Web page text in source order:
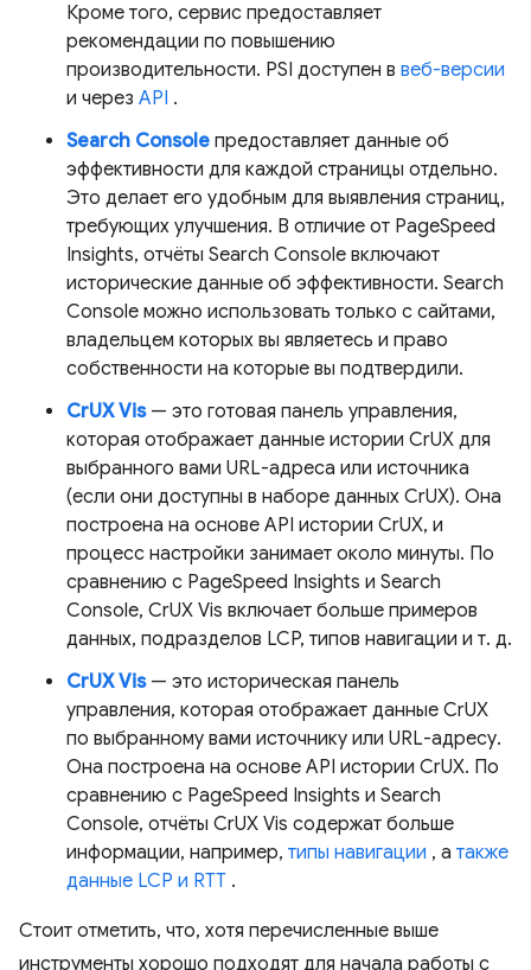
Кроме того, сервис предоставляет
рекомендации по повышению
производительности. PSI доступен в веб-версии
и через API .
Search Console предоставляет данные об
эффективности для каждой страницы отдельно.
Это делает его удобным для выявления страниц,
требующих улучшения. В отличие от PageSpeed ​​
Insights, отчёты Search Console включают
исторические данные об эффективности. Search
Console можно использовать только с сайтами,
владельцем которых вы являетесь и право
собственности на которые вы подтвердили.
CrUX Vis— это готовая панель управления,
которая отображает данные истории CrUX для
выбранного вами URL-адреса или источника
(если они доступны в наборе данных CrUX). Она
построена на основе API истории CrUX, и
процесс настройки занимает около минуты. По
сравнению с PageSpeed ​​Insights и Search
Console, CrUX Vis включает больше примеров
данных, подразделов LCP, типов навигации и т. д.
CrUX Vis— это историческая панель
управления, которая отображает данные CrUX
по выбранному вами источнику или URL-адресу.
Она построена на основе API истории CrUX. По
сравнению с PageSpeed ​​Insights и Search
Console, отчёты CrUX Vis содержат больше
информации, например, типы навигации , а также
данные LCP и RTT .
Стоит отметить, что, хотя перечисленные выше
инструменты хорошо подходят для начала работы с